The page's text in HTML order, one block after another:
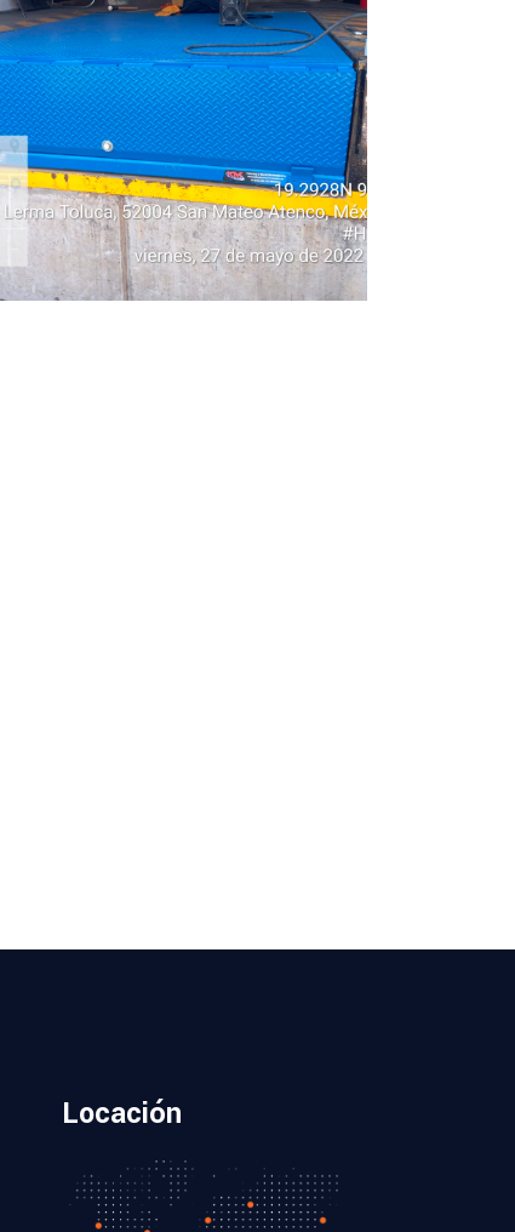
INDUSTRIAL INDUSTRIAL
Anden 2
Locación